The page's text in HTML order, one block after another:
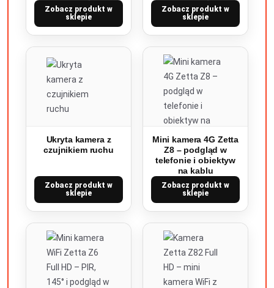
Zobacz produkt w
sklepie
Zobacz produkt w
sklepie
Ukryta kamera z
czujnikiem ruchu
Zobacz produkt w
sklepie
Mini kamera 4G Zetta
Z8 – podgląd w
telefonie i obiektyw
na kablu
Zobacz produkt w
sklepie